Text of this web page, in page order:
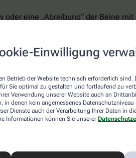
Einwilligung
Betrieb der Website technisch erforderlich sind.
Sie optimal zu gestalten und fortlaufend zu
Verwendung unserer Website auch an
in denen kein angemessenes
Dienste auch der Verarbeitung Ihrer Daten in
Informationen können Sie unserer
eine „Abreibung“ der Beine
auf Arme, Beine, Stirn
reflektiert das Sonnenlicht,
rund 150 Euro. Aber Vorsicht:
durch Schwitzen
und